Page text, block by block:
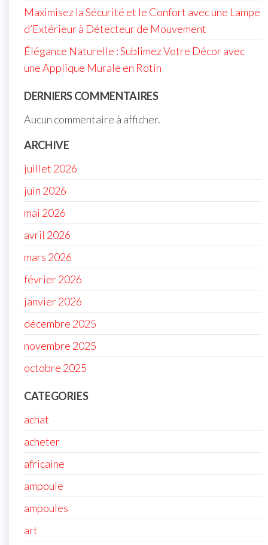
Maximisez la Sécurité et le Confort avec une Lampe
d’Extérieur à Détecteur de Mouvement
Élégance Naturelle : Sublimez Votre Décor avec
une Applique Murale en Rotin
DERNIERS COMMENTAIRES
Aucun commentaire à afficher.
ARCHIVE
juillet 2026
juin 2026
mai 2026
avril 2026
mars 2026
février 2026
janvier 2026
décembre 2025
novembre 2025
octobre 2025
CATEGORIES
achat
acheter
africaine
ampoule
ampoules
art